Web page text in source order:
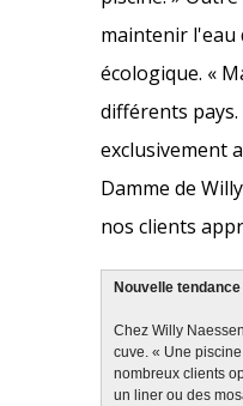
maintenir l'eau
écologique. «
différents
exclusivement
Damme de
nos clients
Nouvelle
Chez Willy
cuve. « Une
nombreux clients
un liner ou des